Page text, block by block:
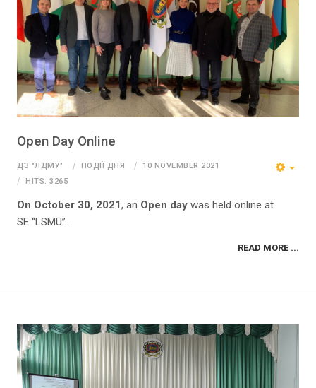
Open Day Online
ДЗ "ЛДМУ" ПОДІЇ ДНЯ
10 NOVEMBER 2021
HITS: 3265
On October 30, 2021, an Open day was held online at
SE “LSMU”...
READ MORE ...